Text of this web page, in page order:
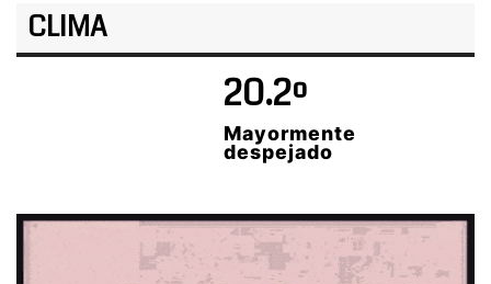
CLIMA
20.2º
Mayormente
despejado